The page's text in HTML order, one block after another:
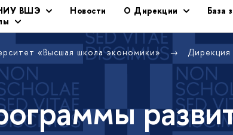
НИУ ВШЭ Новости О Дирекции
База
«Высшая школа экономики»